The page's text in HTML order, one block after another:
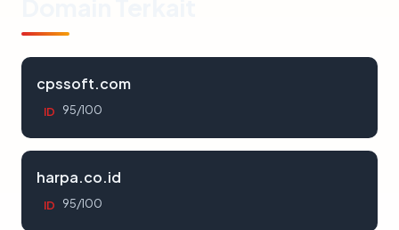
cpssoft.com
ID 95/100
harpa.co.id
ID 95/100